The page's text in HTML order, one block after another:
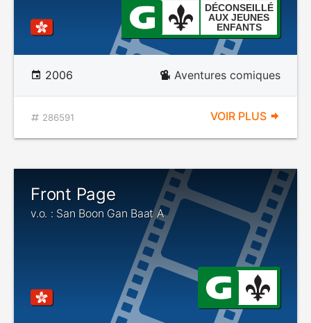
DÉCONSEILLÉ
AUX JEUNES
ENFANTS
2006 Aventures comiques
286591 VOIR PLUS
Front Page
v.o. : San Boon Gan Baat A